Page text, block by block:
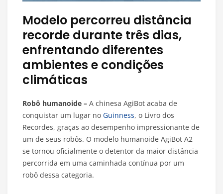
Modelo percorreu distância
recorde durante três dias,
enfrentando diferentes
ambientes e condições
climáticas
Robô humanoide – A chinesa AgiBot acaba de
conquistar um lugar no Guinness, o Livro dos
Recordes, graças ao desempenho impressionante de
um de seus robôs. O modelo humanoide AgiBot A2
se tornou oficialmente o detentor da maior distância
percorrida em uma caminhada contínua por um
robô dessa categoria.